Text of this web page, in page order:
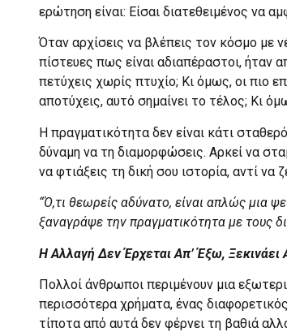
ερώτηση είναι: Είσαι διατεθειμένος να
Όταν αρχίσεις να βλέπεις τον κόσμο με
πίστευες πως είναι αδιαπέραστοι, ήταν
πετύχεις χωρίς πτυχίο; Κι όμως, οι πιο
αποτύχεις, αυτό σημαίνει το τέλος; Κι
Η πραγματικότητα δεν είναι κάτι
δύναμη να τη διαμορφώσεις. Αρκεί να
να φτιάξεις τη δική σου ιστορία, αντί να
“Ό,τι θεωρείς αδύνατο, είναι απλώς μια
ξαναγράψε την πραγματικότητα με τους
Η Αλλαγή Δεν Έρχεται Απ’ Έξω,
Πολλοί άνθρωποι περιμένουν μια
περισσότερα χρήματα, ένας
τίποτα από αυτά δεν φέρνει τη βαθιά